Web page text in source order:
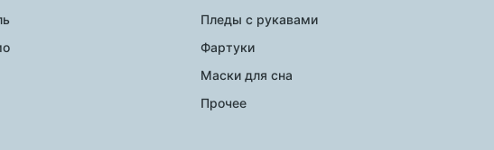
Пледы с рукавами
Фартуки
Маски для сна
Прочее